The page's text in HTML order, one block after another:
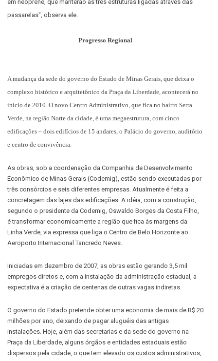
em neoprene, que manterão as três estruturas ligadas através das
passarelas", observa ele.
Progresso Regional
A mudança da sede do governo do Estado de Minas Gerais, que deixa o
complexo histórico e arquitetônico da Praça da Liberdade, acontecerá no
início de 2010. O novo Centro Administrativo, que fica no bairro Serra
Verde, na região Norte da cidade, é uma megaestrutura, com cinco
edificações – dois edifícios de 15 andares, o Palácio do governo, auditório
e centro de convivência.
As obras, sob a coordenação da Companhia de Desenvolvimento
Econômico de Minas Gerais (Codemig), estão sendo executadas por
três consórcios e seis diferentes empresas. Atualmente é feita a
concretagem das lajes das edificações. A idéia, com a construção,
segundo o presidente da Codemig, Oswaldo Borges da Costa Filho,
é transformar economicamente a região que fica às margens da
Linha Verde, via expressa que liga o Centro de Belo Horizonte ao
Aeroporto Internacional Tancredo Neves.
Iniciadas em dezembro de 2007, as obras estão gerando 3,5 mil
empregos diretos e, com a instalação da administração estadual, a
expectativa é a criação de centenas de outras vagas indiretas.
O governo do Estado pretende obter uma economia de mais de R$ 20
milhões por ano, deixando de pagar aluguéis das antigas
instalações. Hoje, além das secretarias e da sede do governo na
Praça da Liberdade, alguns órgãos e entidades estaduais estão
dispersos pela cidade, o que tem elevado os custos administrativos,